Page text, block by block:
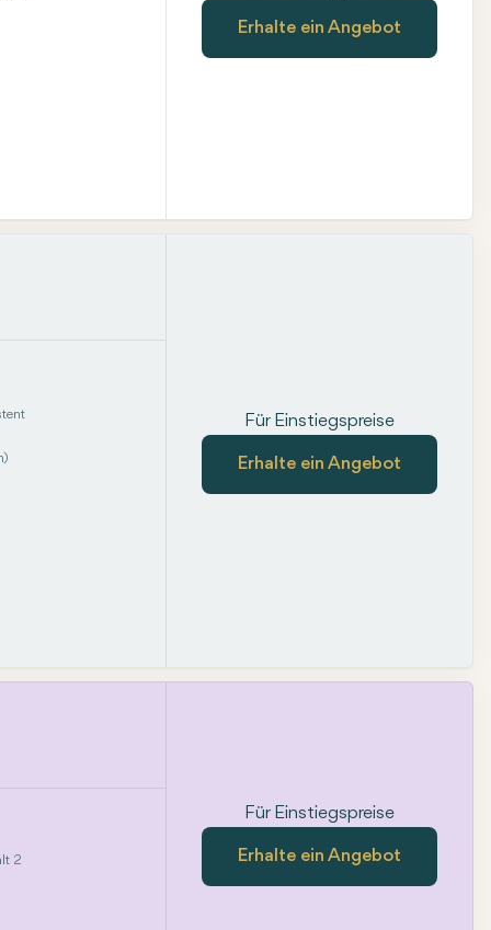
Erhalte ein Angebot
Für Einstiegspreise
Erhalte ein Angebot
2
Für Einstiegspreise
Erhalte ein Angebot